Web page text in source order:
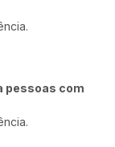
pessoas com